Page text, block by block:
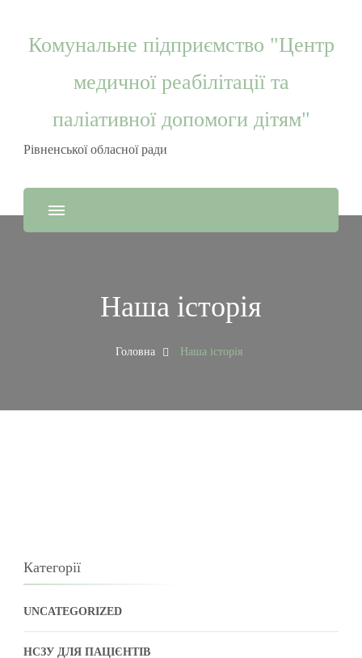
Комунальне підприємство "Центр
медичної реабілітації та
паліативної допомоги дітям"
Рівненської обласної ради
Наша історія
Головна Наша історія
Категорії
UNCATEGORIZED
НСЗУ ДЛЯ ПАЦІЄНТІВ